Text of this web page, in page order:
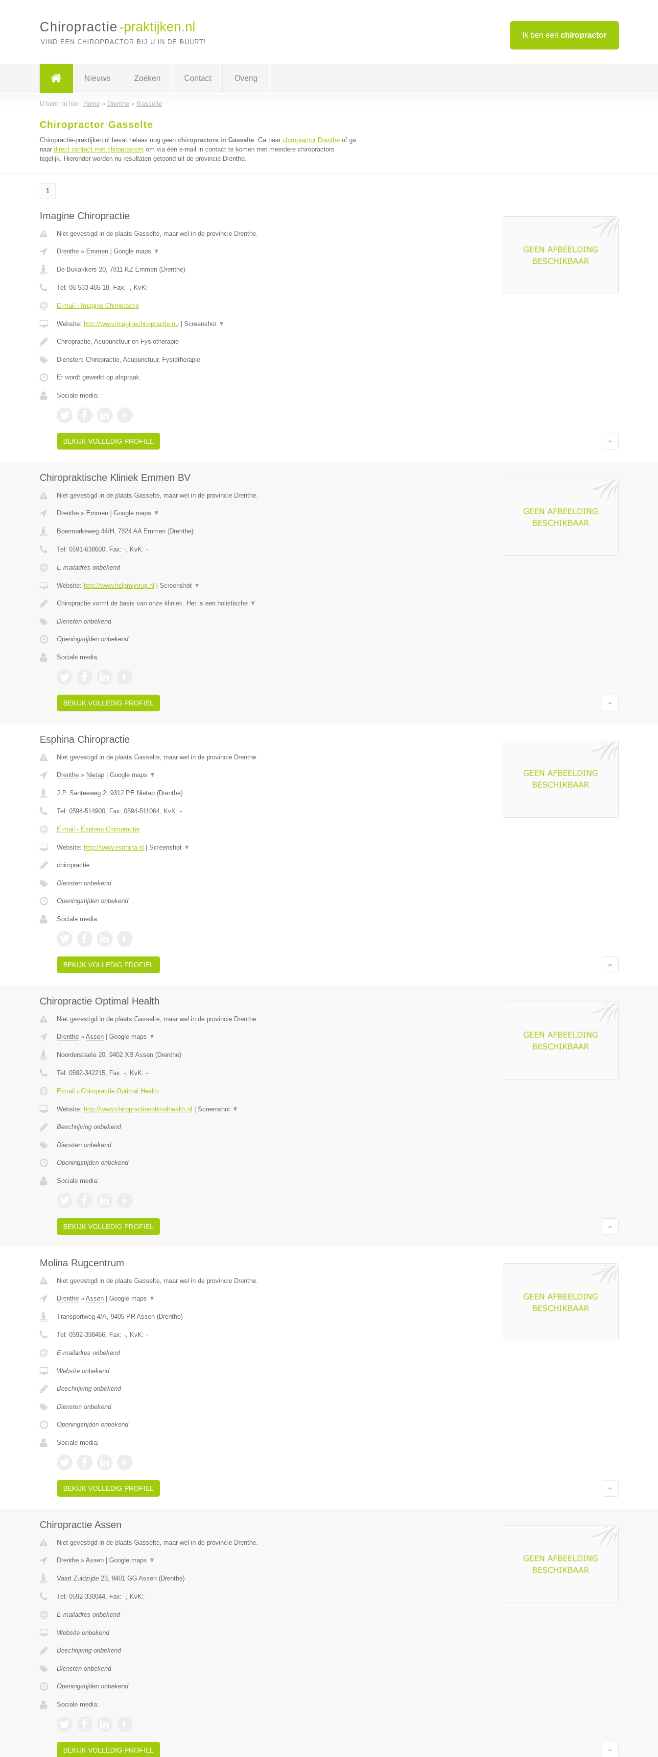
Ik ben een chiropractor
Chiropractie -praktijken.nl
VIND EEN CHIROPRACTOR BIJ U IN DE BUURT!
Nieuws Zoeken Contact Overig
U bent nu hier: Home» Drenthe» Gasselte
Chiropractor Gasselte
Chiropractie-praktijken.nl bevat helaas nog geen chiropractors in Gasselte. Ga naar chiropractor Drentheof ga
naar direct contact met chiropractors om via één e-mail in contact te komen met meerdere chiropractors
tegelijk. Hieronder worden nu resultaten getoond uit de provincie Drenthe.
1
Imagine Chiropractie
Niet gevestigd in de plaats Gasselte, maar wel in de provincie Drenthe.
Drenthe» Emmen| Google maps ▼
De Bukakkers 20, 7811 KZ Emmen(Drenthe)
Tel: 06-533-465-18, Fax: -, KvK: -
E-mail › Imagine Chiropractie
Website: http://www.imaginechiropractie.nu| Screenshot ▼
Chiropractie, Acupunctuur en Fysiotherapie
Diensten: Chiropractie, Acupunctuur, Fysiotherapie
Er wordt gewerkt op afspraak.
Sociale media:
BEKIJK VOLLEDIG PROFIEL
Chiropraktische Kliniek Emmen BV
Niet gevestigd in de plaats Gasselte, maar wel in de provincie Drenthe.
Drenthe» Emmen| Google maps ▼
Boermarkeweg 44/H , 7824 AA Emmen(Drenthe)
Tel: 0591-638600, Fax: -, KvK: -
E-mailadres onbekend
Website: http://www.helpmijnrug.nl Screenshot ▼
Chiropractie vormt de basis van onze kliniek. Het is een holistische ▼
Diensten onbekend
Openingstijden onbekend
Sociale media:
BEKIJK VOLLEDIG PROFIEL
Esphina Chiropractie
Niet gevestigd in de plaats Gasselte, maar wel in de provincie Drenthe.
Drenthe» Nietap| Google maps ▼
J.P. Santeeweg 2, 9312 PE Nietap(Drenthe)
Tel: 0594-514900, Fax: 0594-511064, KvK: -
E-mail › Esphina Chiropractie
Website: http://www.esphina.nl Screenshot ▼
chiropractie
Diensten onbekend
Openingstijden onbekend
Sociale media:
BEKIJK VOLLEDIG PROFIEL
Chiropractie Optimal Health
Niet gevestigd in de plaats Gasselte, maar wel in de provincie Drenthe.
Drenthe» Assen| Google maps ▼
Noorderstaete 20, 9402 XB Assen(Drenthe)
Tel: 0592-342215, Fax: -, KvK: -
E-mail › Chiropractie Optimal Health
Website: http://www.chiropractieoptimalhealth.nl Screenshot ▼
Beschrijving onbekend
Diensten onbekend
Openingstijden onbekend
Sociale media:
BEKIJK VOLLEDIG PROFIEL
Molina Rugcentrum
Niet gevestigd in de plaats Gasselte, maar wel in de provincie Drenthe.
Drenthe» Assen| Google maps ▼
Transportweg 4/A, 9405 PR Assen(Drenthe)
Tel: 0592-398466, Fax: -, KvK: -
E-mailadres onbekend
Website onbekend
Beschrijving onbekend
Diensten onbekend
Openingstijden onbekend
Sociale media:
BEKIJK VOLLEDIG PROFIEL
Chiropractie Assen
Niet gevestigd in de plaats Gasselte, maar wel in de provincie Drenthe.
Drenthe» Assen| Google maps ▼
Vaart Zuidzijde 23, 9401 GG Assen(Drenthe)
Tel: 0592-330044, Fax: -, KvK: -
E-mailadres onbekend
Website onbekend
Beschrijving onbekend
Diensten onbekend
Openingstijden onbekend
Sociale media:
BEKIJK VOLLEDIG PROFIEL